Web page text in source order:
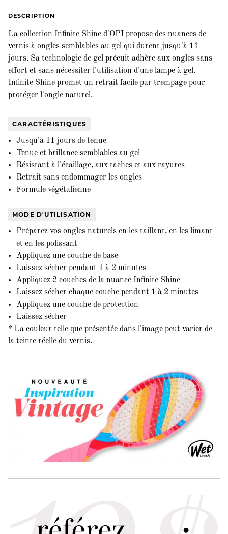
DESCRIPTION
La collection Infinite Shine d'OPI propose des nuances de
vernis à ongles semblables au gel qui durent jusqu'à 11
jours. Sa technologie de gel précuit adhère aux ongles sans
effort et sans nécessiter l'utilisation d'une lampe à gel.
Infinite Shine promet un retrait facile par trempage pour
protéger l'ongle naturel.
CARACTÉRISTIQUES
Jusqu'à 11 jours de tenue
Tenue et brillance semblables au gel
Résistant à l'écaillage, aux taches et aux rayures
Retrait sans endommager les ongles
Formule végétalienne
MODE D'UTILISATION
Préparez vos ongles naturels en les taillant, en les limant
et en les polissant
Appliquez une couche de base
Laissez sécher pendant 1 à 2 minutes
Appliquez 2 couches de la nuance Infinite Shine
Laissez sécher chaque couche pendant 1 à 2 minutes
Appliquez une couche de protection
Laissez sécher
* La couleur telle que présentée dans l'image peut varier de
la teinte réelle du vernis.